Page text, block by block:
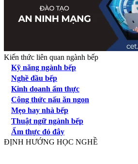
Kiến thức liên quan ngành bếp
Kỹ năng ngành bếp
Nghề đầu bếp
Kinh doanh ẩm thực
Công thức nấu ăn ngon
Mẹo hay nhà bếp
Thuật ngữ ngành bếp
Ẩm thực đó đây
ĐỊNH HƯỚNG HỌC NGHỀ